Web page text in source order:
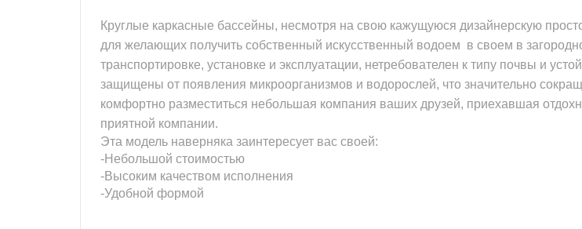
Круглые каркасные бассейны, несмотря на свою кажущуюся дизайнерскую
для желающих получить собственный искусственный водоем в своем в
транспортировке, установке и эксплуатации, нетребователен к типу почвы и
защищены от появления микроорганизмов и водорослей, что значительно
комфортно разместиться небольшая компания ваших друзей, приехавшая
приятной компании.
Эта модель наверняка заинтересует вас своей:
-Небольшой стоимостью
-Высоким качеством исполнения
-Удобной формой